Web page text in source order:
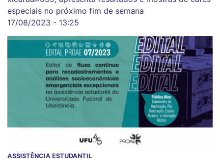
especiais no próximo fim de semana
17/08/2023 - 13:25
ASSISTÊNCIA ESTUDANTIL